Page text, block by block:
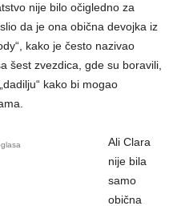
nije bilo očigledno za
da je ona obična devojka iz
kako je često nazivao
šest zvezdica, gde su boravili,
kako bi mogao
Ali Clara
nije bila
samo
obična